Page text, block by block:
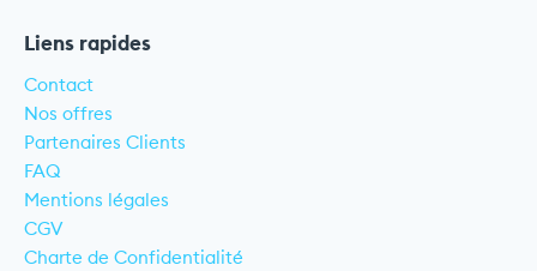
Liens rapides
Contact
Nos offres
Partenaires Clients
FAQ
Mentions légales
CGV
Charte de Confidentialité